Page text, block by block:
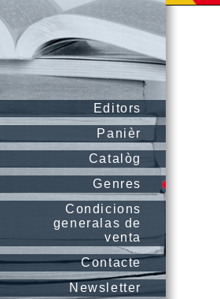
Editors
Panièr
Catalòg
Genres
Condicions
generalas de
venta
Contacte
Newsletter